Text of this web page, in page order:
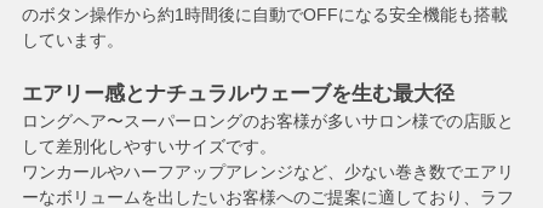
のボタン操作から約1時間後に自動でOFFになる安全機能も搭載
しています。
エアリー感とナチュラルウェーブを生む最大径
ロングヘア〜スーパーロングのお客様が多いサロン様での店販と
して差別化しやすいサイズです。
ワンカールやハーフアップアレンジなど、少ない巻き数でエアリ
ーなボリュームを出したいお客様へのご提案に適しており、ラフ